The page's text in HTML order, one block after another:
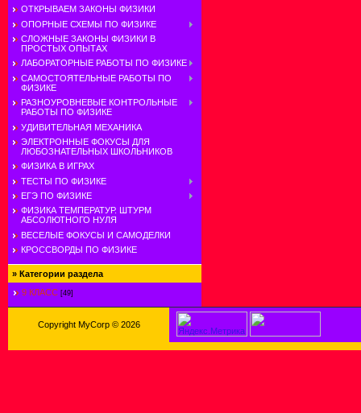
ОТКРЫВАЕМ ЗАКОНЫ ФИЗИКИ
ОПОРНЫЕ СХЕМЫ ПО ФИЗИКЕ
СЛОЖНЫЕ ЗАКОНЫ ФИЗИКИ В
ПРОСТЫХ ОПЫТАХ
ЛАБОРАТОРНЫЕ РАБОТЫ ПО ФИЗИКЕ
САМОСТОЯТЕЛЬНЫЕ РАБОТЫ ПО
ФИЗИКЕ
РАЗНОУРОВНЕВЫЕ КОНТРОЛЬНЫЕ
РАБОТЫ ПО ФИЗИКЕ
УДИВИТЕЛЬНАЯ МЕХАНИКА
ЭЛЕКТРОННЫЕ ФОКУСЫ ДЛЯ
ЛЮБОЗНАТЕЛЬНЫХ ШКОЛЬНИКОВ
ФИЗИКА В ИГРАХ
ТЕСТЫ ПО ФИЗИКЕ
ЕГЭ ПО ФИЗИКЕ
ФИЗИКА ТЕМПЕРАТУР. ШТУРМ
АБСОЛЮТНОГО НУЛЯ
ВЕСЕЛЫЕ ФОКУСЫ И САМОДЕЛКИ
КРОССВОРДЫ ПО ФИЗИКЕ
» Категории раздела
9 КЛАСС [49]
Copyright MyCorp © 2026